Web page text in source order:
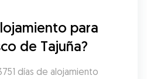
para
de Tajuña?
días de alojamiento